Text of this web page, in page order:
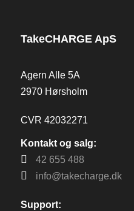
TakeCHARGE ApS
Agern Alle 5A
2970 Hørsholm
CVR 42032271
Kontakt og salg:
42 655 488
info@takecharge.dk
Support: